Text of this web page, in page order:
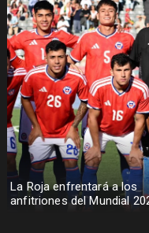
La Roja enfrentará a los
anfitriones del Mundial